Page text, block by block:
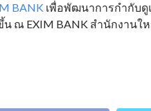
BANK เพื่อพัฒนาการกำกับ
ณ EXIM BANK สำนักงานใ